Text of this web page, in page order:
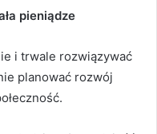
pieniądze
i trwale rozwiązywać
planować rozwój